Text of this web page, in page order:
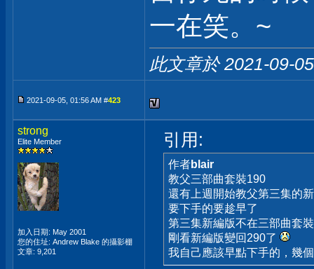
一在笑。~
此文章於 2021-09-
2021-09-05, 01:56 AM #423
strong
Elite Member
加入日期: May 2001
您的住址: Andrew Blake 的攝影棚
文章: 9,201
引用:
作者blair
教父三部曲套裝190
還有上週開始教父第三集的
要下手的要趁早了
第三集新編版不在三部曲套
剛看新編版變回290了
我自己應該早點下手的，幾